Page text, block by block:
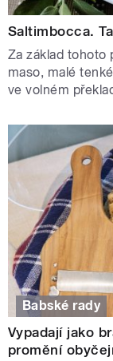
Saltimbocca.
Za základ tohoto
maso, malé
ve volném
Babské rady
Vypadají jako
promění